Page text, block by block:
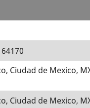
Ciudad de Mexico,
Ciudad de Mexico,